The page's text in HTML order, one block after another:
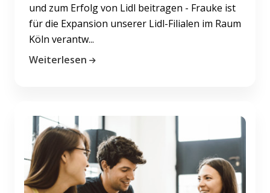
und zum Erfolg von Lidl beitragen - Frauke ist
für die Expansion unserer Lidl-Filialen im Raum
Köln verantw...
Weiterlesen